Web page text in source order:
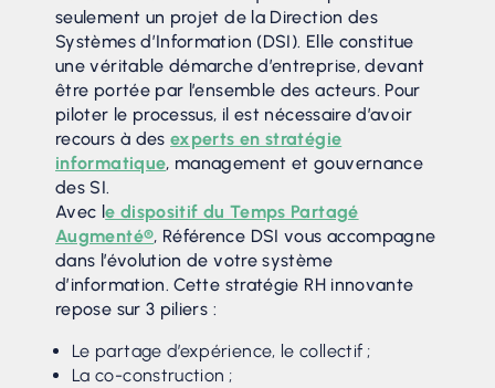
seulement un projet de la Direction des
Systèmes d’Information (DSI). Elle constitue
une véritable démarche d’entreprise, devant
être portée par l’ensemble des acteurs. Pour
piloter le processus, il est nécessaire d’avoir
recours à desexperts en stratégie
informatique, management et gouvernance
des SI.
Avec le dispositif du Temps Partagé
Augmenté®, Référence DSI vous accompagne
dans l’évolution de votre système
d’information. Cette stratégie RH innovante
repose sur 3 piliers :
Le partage d’expérience, le collectif ;
La co-construction ;